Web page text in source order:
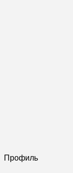
Профиль